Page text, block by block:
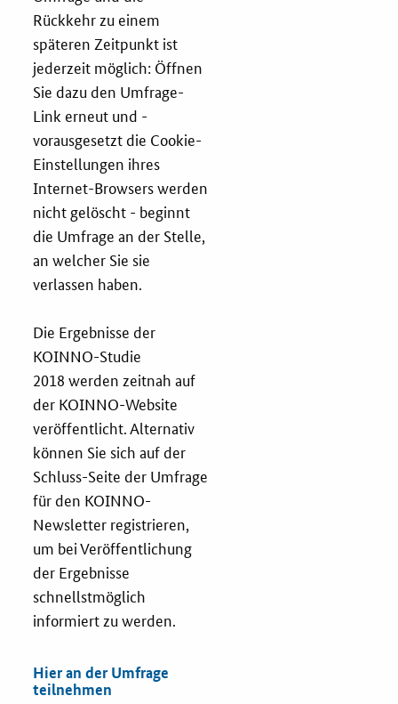
Rückkehr zu einem
späteren Zeitpunkt ist
jederzeit möglich: Öffnen
Sie dazu den Umfrage-
Link erneut und -
vorausgesetzt die Cookie-
Einstellungen ihres
Internet-Browsers werden
nicht gelöscht - beginnt
die Umfrage an der Stelle,
an welcher Sie sie
verlassen haben.
Die Ergebnisse der
KOINNO-Studie
2018 werden zeitnah auf
der KOINNO-Website
veröffentlicht. Alternativ
können Sie sich auf der
Schluss-Seite der Umfrage
für den KOINNO-
Newsletter registrieren,
um bei Veröffentlichung
der Ergebnisse
schnellstmöglich
informiert zu werden.
Hier an der Umfrage
teilnehmen